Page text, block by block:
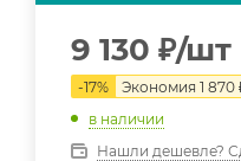
9 130 ₽/шт
-17% Экономия 1 870
в наличии
Нашли дешевле?